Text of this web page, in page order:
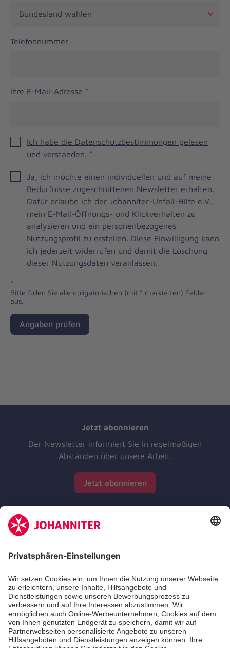
Telefonnummer
Ihre E-Mail-Adresse *
Ich habe die Datenschutzbestimmungen gelesen
und verstanden. *
Brevo
Newsletter
Checkbox
Ja, ich möchte einen individuellen und auf meine
Bedürfnisse zugeschnittenen Newsletter erhalten.
Dafür erlaube ich der Johanniter-Unfall-Hilfe e.V.,
mein E-Mail-Öffnungs- und Klickverhalten zu
analysieren und ein personenbezogenes
Nutzungsprofil zu erstellen. Diese Einwilligung kann
ich jederzeit widerrufen und damit die Löschung
dieser Nutzungsdaten veranlassen.
*
Bitte füllen Sie alle obligatorischen (mit * markierten) Felder
aus.
Angaben prüfen
Jetzt abonnieren
Der Newsletter informiert Sie in regelmäßigen
Abständen über unsere Arbeit.
Jetzt abonnieren
Zertifizierung der Johanniter-Unfall-Hilfe e.V.
Die Johanniter GmbH führt das Spendenzertifikat
des Deutschen Spendenrats e.V.